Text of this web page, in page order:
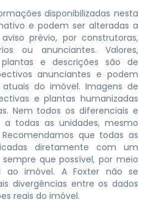
disponibilizadas nesta
e podem ser alteradas a
prévio, por construtoras,
ou anunciantes. Valores,
plantas e descrições são de
anunciantes e podem
do imóvel. Imagens de
e plantas humanizadas
Nem todos os diferenciais e
todas as unidades, mesmo
que todas as
diretamente com um
que possível, por meio
ao imóvel. A Foxter não se
divergências entre os dados
reais do imóvel.